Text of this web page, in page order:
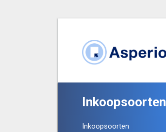
Inkoopsoorten
Inkoopsoorten